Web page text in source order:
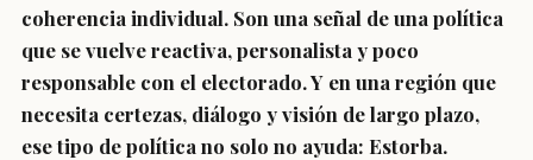
coherencia individual. Son una señal de una política
que se vuelve reactiva, personalista y poco
responsable con el electorado. Y en una región que
necesita certezas, diálogo y visión de largo plazo,
ese tipo de política no solo no ayuda: Estorba.